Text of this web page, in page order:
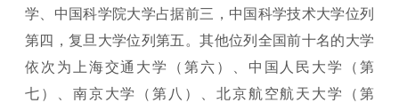
学、中国科学院大学占据前三，中国科学技术大学位列
第四，复旦大学位列第五。其他位列全国前十名的大学
依次为上海交通大学（第六）、中国人民大学（第
七）、南京大学（第八）、北京航空航天大学（第